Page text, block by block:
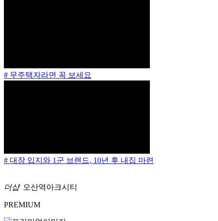
# 무주택자라면 꼭 보세요
# 대장 입지와 1군 브랜드, 10년 후 내집 마련
더샵 오산역아크시티
PREMIUM